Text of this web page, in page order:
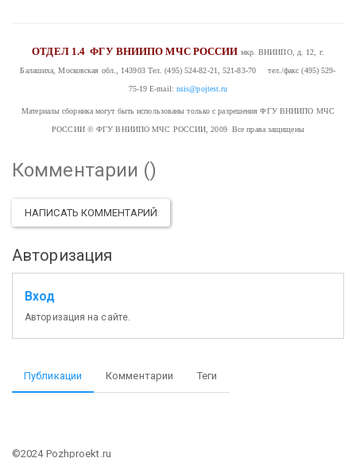
ОТДЕЛ 1.4ФГУ ВНИИПО МЧС РОССИИ мкр. ВНИИПО, д. 12, г.
Балашиха, Московская обл., 143903Тел. (495) 524-82-21, 521-83-70 тел./факс (495) 529-
75-19 E-mail: nsis@pojtest.ru
Материалы сборника могут быть использованы только с разрешения ФГУ ВНИИПО МЧС
РОССИИ© ФГУ ВНИИПО МЧС РОССИИ, 2009 Все права защищены
Комментарии ()
НАПИСАТЬ КОММЕНТАРИЙ
Авторизация
Вход
Авторизация на сайте.
Публикации Комментарии Теги
©2024 Pozhproekt.ru